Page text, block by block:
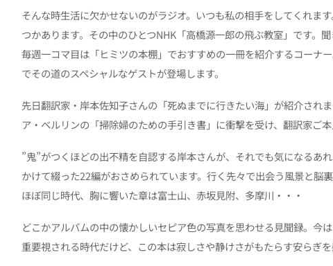
そんな時生活に欠かせないのがラジオ。いつも私の相手をしてくれま
つかあります。その中のひとつNHK「高橋源一郎の飛ぶ教室」です。聞
毎週一コマ目は「ヒミツの本棚」でおすすめの一冊を紹介するコーナ
でその道のスペシャルなゲストが登場します。
先日翻訳家・岸本佐知子さんの「死ぬまでに行きたい海」が紹介され
ア・ベルリンの「掃除婦のための手引き書」に衝撃を受け、翻訳家ご本
”鬼”がつくほどの出不精を自認する岸本さんが、それでも気になるあ
かけて綴った22編がおさめられています。行く先々で出会う風景と脳
ほぼ同じ時代、胸に響いた章は富士山、赤坂見附、多摩川・・・
どこかアルバムの中の懐かしいセピア色の写真を思わせる見聞録。今
重要視される時代だけど、この本は寂しさや静けさがもたらす安らぎを